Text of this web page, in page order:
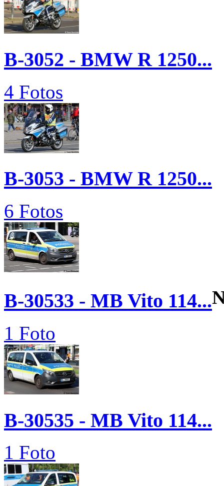
B-3052 - BMW R 1250...
4 Fotos
B-3053 - BMW R 1250...
6 Fotos
B-30533 - MB Vito 114...
1 Foto
B-30535 - MB Vito 114...
1 Foto